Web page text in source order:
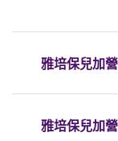
雅培保兒加
雅培保兒加